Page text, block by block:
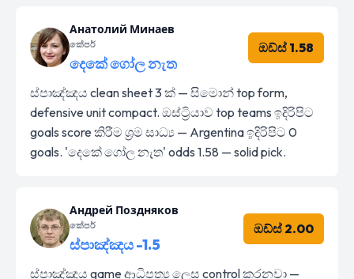
Анатолий Минаев
කේපර්
දෙකේ ගෝල නැත
ඔඩ්ස් 1.58
ස්පාඤ්ඤය clean sheet 3 ක් — සිමොන් top form,
defensive unit compact. ඔස්ට්‍රියාව top teams ඉදිරිපිට
goals score කිරීම ශ්‍රම සාධ්‍ය — Argentina ඉදිරිපිට 0
goals. 'දෙකේ ගෝල නැත' odds 1.58 — solid pick.
Андрей Поздняков
කේපර්
ස්පාඤ්ඤය -1.5
ඔඩ්ස් 2.00
ස්පාඤ්ඤය game ආධිපත්‍ය ලෙස control කරනවා —